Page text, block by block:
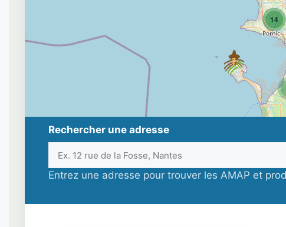
14
Rechercher une adresse
Entrez une adresse pour trouver les AMAP et